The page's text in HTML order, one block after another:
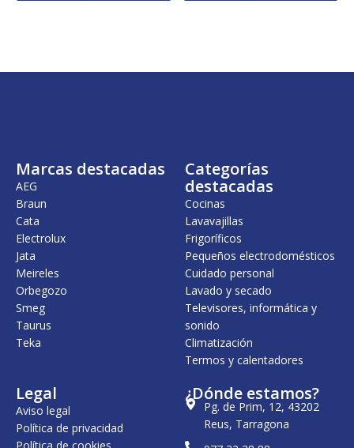
Marcas destacadas
AEG
Braun
Cata
Electrolux
Jata
Meireles
Orbegozo
Smeg
Taurus
Teka
Categorías
destacadas
Cocinas
Lavavajillas
Frigoríficos
Pequeños electrodomésticos
Cuidado personal
Lavado y secado
Televisores, informática y
sonido
Climatización
Termos y calentadores
Legal
Aviso legal
Política de privacidad
¿Dónde estamos?
Pg. de Prim, 12, 43202
Reus, Tarragona